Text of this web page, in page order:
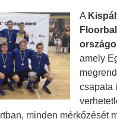
A
amely
csapata
minden mérkőzését